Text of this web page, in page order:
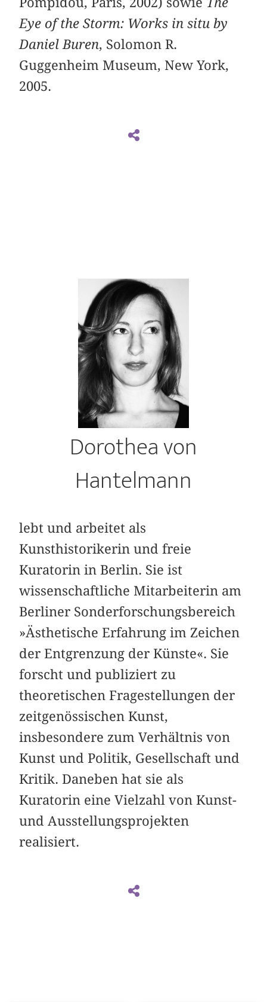
Eye of the Storm: Works in situ by
Daniel Buren, Solomon R.
Guggenheim Museum, New York,
2005.
Dorothea von
Hantelmann
lebt und arbeitet als
Kunsthistorikerin und freie
Kuratorin in Berlin. Sie ist
wissenschaftliche Mitarbeiterin am
Berliner Sonderforschungsbereich
»Ästhetische Erfahrung im Zeichen
der Entgrenzung der Künste«. Sie
forscht und publiziert zu
theoretischen Fragestellungen der
zeitgenössischen Kunst,
insbesondere zum Verhältnis von
Kunst und Politik, Gesellschaft und
Kritik. Daneben hat sie als
Kuratorin eine Vielzahl von Kunst-
und Ausstellungsprojekten
realisiert.